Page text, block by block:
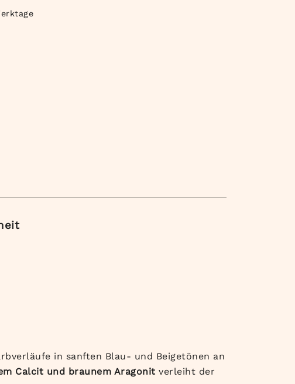
in sanften Blau- und Beigetönen an
Calcit und braunem Aragonit verleiht der